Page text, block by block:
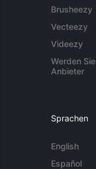
Brusheezy
Vecteezy
Videezy
Werden Sie
Anbieter
Sprachen
English
Español